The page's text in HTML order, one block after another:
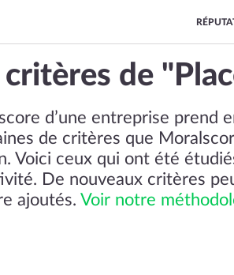
de
d’une entreprise prend
de critères que
Voici ceux qui ont été
De nouveaux critères
ajoutés. Voir notre